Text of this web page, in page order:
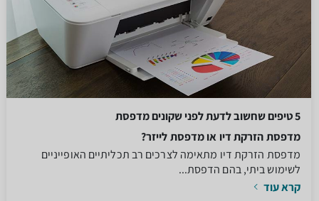
5 טיפים שחשוב לדעת לפני שקונים מדפסת
מדפסת הזרקת דיו או מדפסת לייזר?
מדפסת הזרקת דיו מתאימה לצרכים רב תכליתיים האופייניים
לשימוש ביתי, בהם הדפסת...
קרא עוד